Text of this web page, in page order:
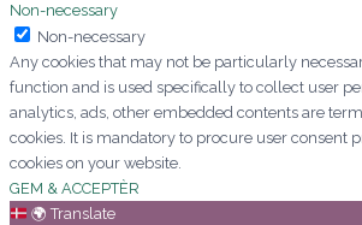
Non-necessary
Non-necessary
Any cookies that may not be particularly
function and is used specifically to collect user
analytics, ads, other embedded contents are
cookies. It is mandatory to procure user consent
cookies on your website.
GEM & ACCEPTÈR
🌍 Translate